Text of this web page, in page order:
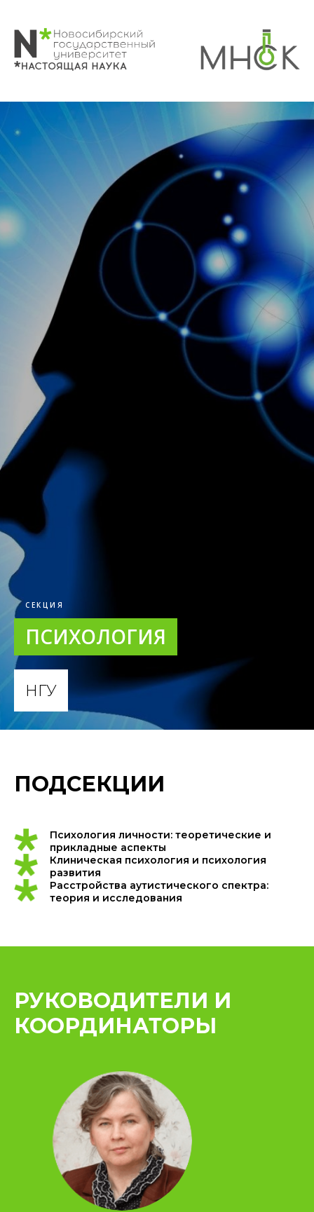
СЕКЦИЯ
ПСИХОЛОГИЯ
НГУ
ПОДСЕКЦИИ
Психология личности: теоретические и
прикладные аспекты
Клиническая психология и психология
развития
Расстройства аутистического спектра:
теория и исследования
РУКОВОДИТЕЛИ И
КООРДИНАТОРЫ